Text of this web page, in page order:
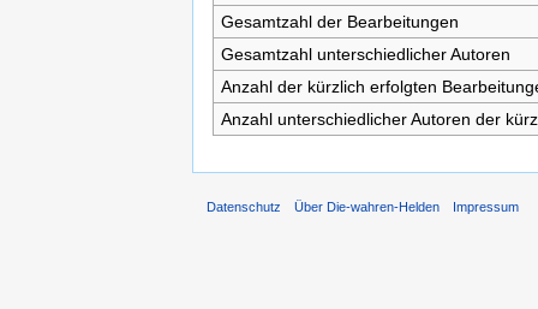
Gesamtzahl der Bearbeitungen
Gesamtzahl unterschiedlicher Autoren
Anzahl der kürzlich erfolgten
Anzahl unterschiedlicher Autoren der
Datenschutz Über Die-wahren-Helden Impressum